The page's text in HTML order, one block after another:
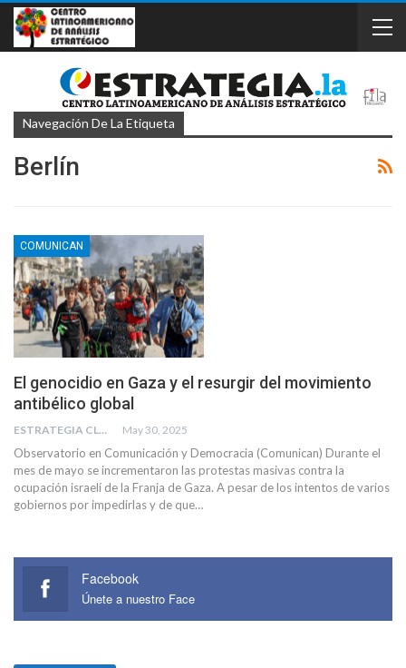
Navegación De La Etiqueta
Berlín
COMUNICAN
El genocidio en Gaza y el resurgir del movimiento
antibélico global
ESTRATEGIA CLAE May 30, 2025
Observatorio en Comunicación y Democracia (Comunican) Durante el
mes de mayo se incrementaron las protestas masivas contra la
ocupación israelí de la Franja de Gaza. A pesar de los intentos de varios
gobiernos por impedirlas y de que…
Facebook
Únete a nuestro Face